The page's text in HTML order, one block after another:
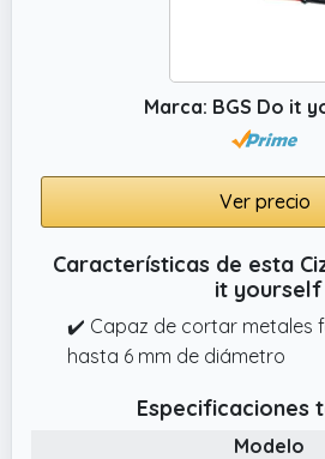
Marca: BGS Do it
Ver precio
Características de esta
it yourself
✔️ Capaz de cortar metales
hasta 6 mm de diámetro
Especificaciones
Modelo